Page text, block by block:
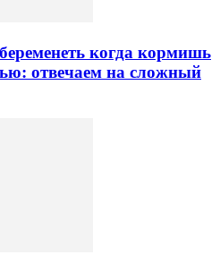
когда кормишь
отвечаем на сложный